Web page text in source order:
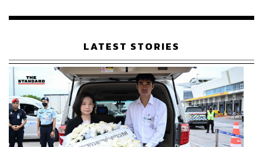
เนื่อง แต่อย่างไรก็ตามปัญหาของอินเดียที่ยังจัดการไม่ค่อยได้
เทรนด์เงินเฟ้อมาอินเดียจะมีผลกระทบไปด้วย
ขณะที่ ประภาส ตันพิบูลย์ศักดิ์ ประธานเจ้าหน้าที่การลงทุน
บริษัทหลักทรัพย์จัดการกองทุน ทาลิส จำกัด ระบุเพิ่มเติมว่า
หลังจากในเอเชียปีนี้ต้องประสบกับโควิด ตัวเลขเศรษฐกิจก็
ค่อนข้างแย่กว่าในยุโรปและสหรัฐฯ แต่ ณ ปัจจุบันโดยรวม
ถือว่ามีการบริหารจัดการที่ค่อนข้างดี เมื่อเทียบกับยุโรปและ
สหรัฐฯ ที่เริ่มกลับมาแย่หลังจากที่โอมิครอนเริ่มระบาด
เรือนไทยที่ถูกซุกไว้
LATEST STORIES